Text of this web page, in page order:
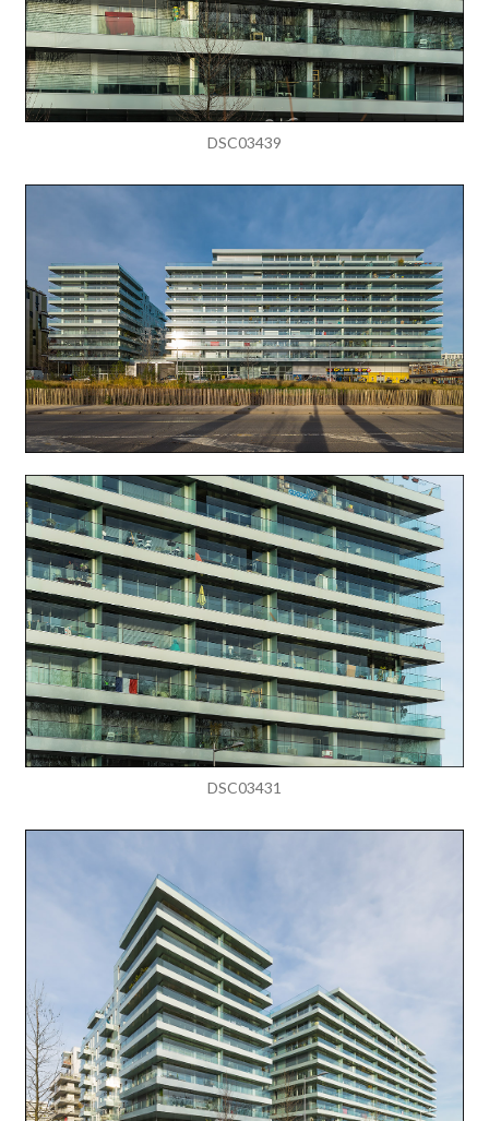
DSC03439
DSC03431